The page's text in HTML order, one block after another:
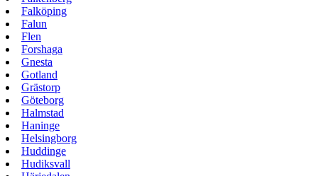
Falköping
Falun
Flen
Forshaga
Gnesta
Gotland
Grästorp
Göteborg
Halmstad
Haninge
Helsingborg
Huddinge
Hudiksvall